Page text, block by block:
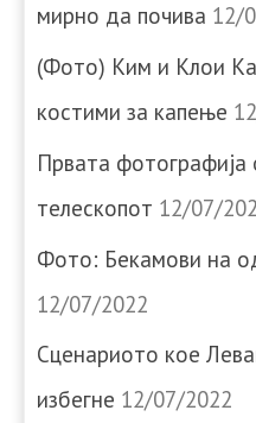
мирно да почива 12/
(Фото) Ким и Клои
костими за капење
Првата
телескопот 12/07/
Фото: Бекамови на
12/07/2022
Сценариото кое
избегне 12/07/2022